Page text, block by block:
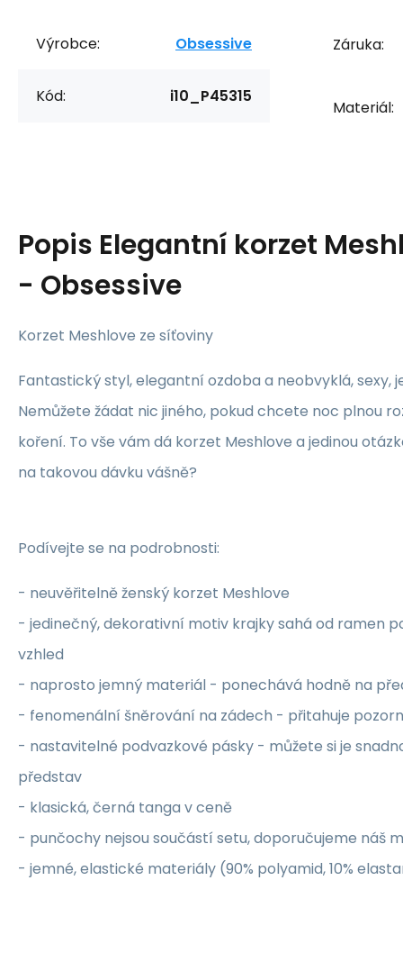
Výrobce: Obsessive
Kód: i10_P45315
Záruka:
Materiál:
Popis Elegantní korzet
- Obsessive
Korzet Meshlove ze síťoviny
Fantastický styl, elegantní ozdoba a neobvyklá, sexy,
Nemůžete žádat nic jiného, pokud chcete noc plnou
koření. To vše vám dá korzet Meshlove a jedinou
na takovou dávku vášně?
Podívejte se na podrobnosti:
- neuvěřitelně ženský korzet Meshlove
- jedinečný, dekorativní motiv krajky sahá od ramen
vzhled
- naprosto jemný materiál - ponechává hodně na
- fenomenální šněrování na zádech - přitahuje
- nastavitelné podvazkové pásky - můžete si je
představ
- klasická, černá tanga v ceně
- punčochy nejsou součástí setu, doporučujeme náš
- jemné, elastické materiály (90% polyamid, 10%